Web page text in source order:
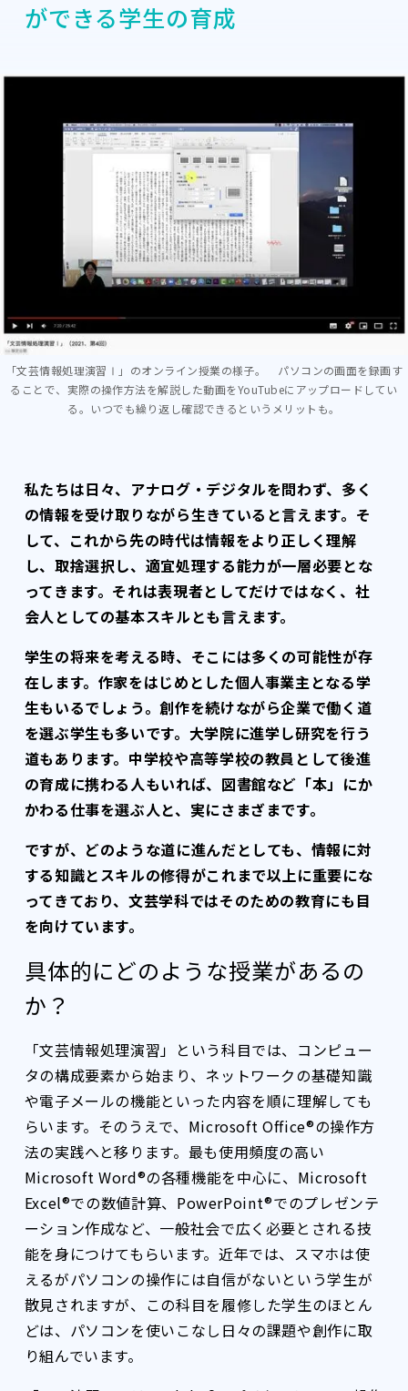
ができる学生の育成
「文芸情報処理演習Ⅰ」のオンライン授業の様子。 パソコンの画面を録画す
ることで、実際の操作方法を解説した動画をYouTubeにアップロードしてい
る。いつでも繰り返し確認できるというメリットも。
私たちは日々、アナログ・デジタルを問わず、多く
の情報を受け取りながら生きていると言えます。そ
して、これから先の時代は情報をより正しく理解
し、取捨選択し、適宜処理する能力が一層必要とな
ってきます。それは表現者としてだけではなく、社
会人としての基本スキルとも言えます。
学生の将来を考える時、そこには多くの可能性が存
在します。作家をはじめとした個人事業主となる学
生もいるでしょう。創作を続けながら企業で働く道
を選ぶ学生も多いです。大学院に進学し研究を行う
道もあります。中学校や高等学校の教員として後進
の育成に携わる人もいれば、図書館など「本」にか
かわる仕事を選ぶ人と、実にさまざまです。
ですが、どのような道に進んだとしても、情報に対
する知識とスキルの修得がこれまで以上に重要にな
ってきており、文芸学科ではそのための教育にも目
を向けています。
具体的にどのような授業があるの
か？
「文芸情報処理演習」という科目では、コンピュー
タの構成要素から始まり、ネットワークの基礎知識
や電子メールの機能といった内容を順に理解しても
らいます。そのうえで、Microsoft Office®の操作方
法の実践へと移ります。最も使用頻度の高い
Microsoft Word®の各種機能を中心に、Microsoft
Excel®での数値計算、PowerPoint®でのプレゼンテ
ーション作成など、一般社会で広く必要とされる技
能を身につけてもらいます。近年では、スマホは使
えるがパソコンの操作には自信がないという学生が
散見されますが、この科目を履修した学生のほとん
どは、パソコンを使いこなし日々の課題や創作に取
り組んでいます。